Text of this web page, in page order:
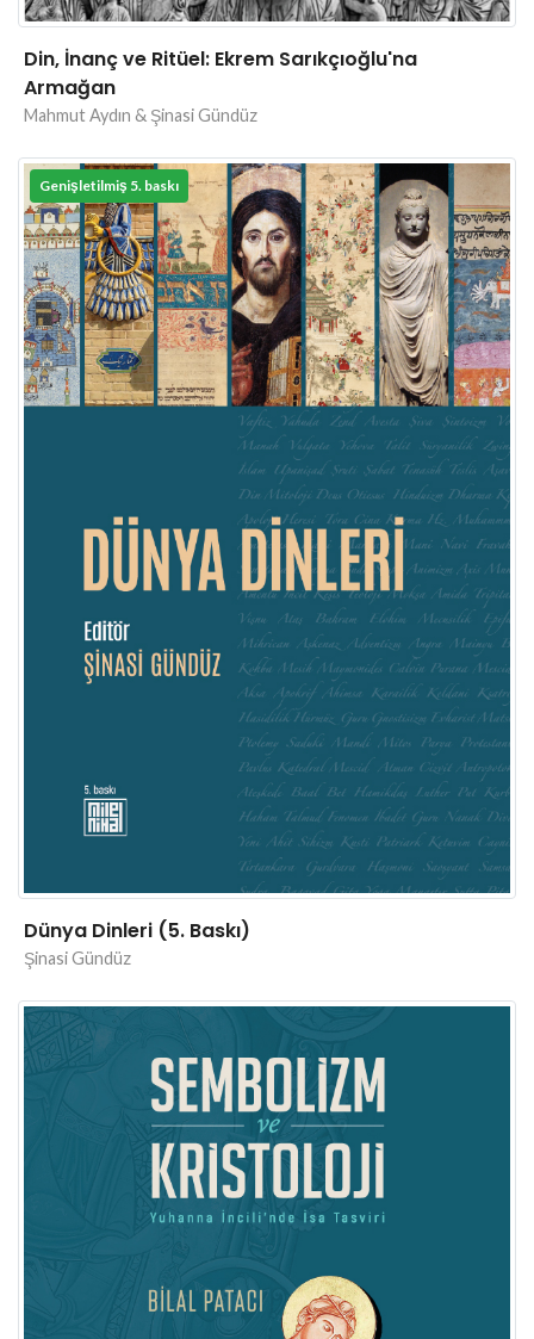
Din, İnanç ve Ritüel: Ekrem Sarıkçıoğlu'na
Armağan
Mahmut Aydın & Şinasi Gündüz
Genişletilmiş 5. baskı
Dünya Dinleri (5. Baskı)
Şinasi Gündüz